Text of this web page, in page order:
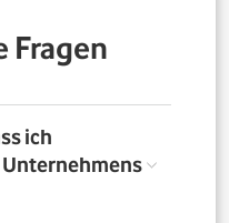
Fragen
ich